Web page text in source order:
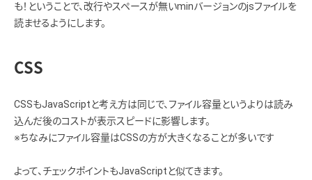
も！ということで、改行やスペースが無いminバージョンのjsファイルを
読ませるようにします。
CSS
CSSもJavaScriptと考え方は同じで、ファイル容量というよりは読み
込んだ後のコストが表示スピードに影響します。
※ちなみにファイル容量はCSSの方が大きくなることが多いです
よって、チェックポイントもJavaScriptと似てきます。